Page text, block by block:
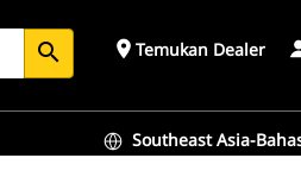
search place Temukan Dealer
Southeast Asia-